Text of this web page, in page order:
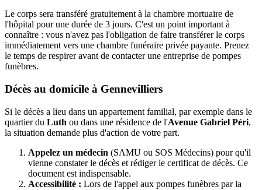
Le corps sera transféré gratuitement à la chambre mortuaire de
l'hôpital pour une durée de 3 jours. C'est un point important à
connaître : vous n'avez pas l'obligation de faire transférer le corps
immédiatement vers une chambre funéraire privée payante. Prenez
le temps de respirer avant de contacter une entreprise de pompes
funèbres.
Décès au domicile à Gennevilliers
Si le décès a lieu dans un appartement familial, par exemple dans le
quartier du Luth ou dans une résidence de l'Avenue Gabriel Péri,
la situation demande plus d'action de votre part.
Appelez un médecin (SAMU ou SOS Médecins) pour qu'il
vienne constater le décès et rédiger le certificat de décès. Ce
document est indispensable.
Accessibilité : Lors de l'appel aux pompes funèbres par la